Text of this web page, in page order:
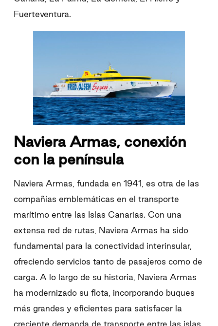
Fuerteventura.
Naviera Armas, conexión
con la península
Naviera Armas, fundada en 1941, es otra de las
compañías emblemáticas en el transporte
marítimo entre las Islas Canarias. Con una
extensa red de rutas, Naviera Armas ha sido
fundamental para la conectividad interinsular,
ofreciendo servicios tanto de pasajeros como de
carga. A lo largo de su historia, Naviera Armas
ha modernizado su flota, incorporando buques
más grandes y eficientes para satisfacer la
creciente demanda de transporte entre las islas.